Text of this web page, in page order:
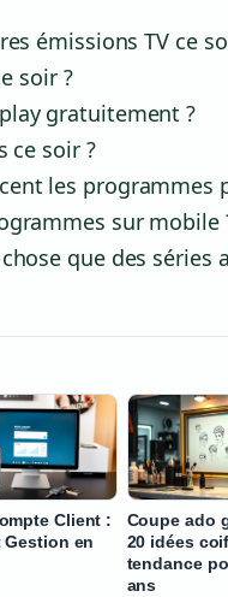
émissions TV ce
soir ?
gratuitement ?
ce soir ?
les programmes
sur mobile
que des séries
Client :
Gestion en
Coupe ado
20 idées
tendance
ans